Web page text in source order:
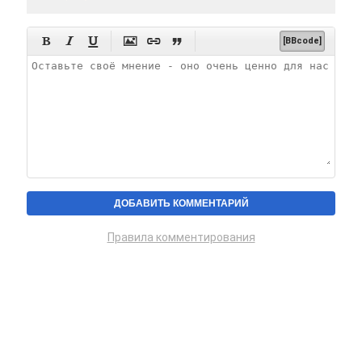
      [BBcode]
Правила комментирования